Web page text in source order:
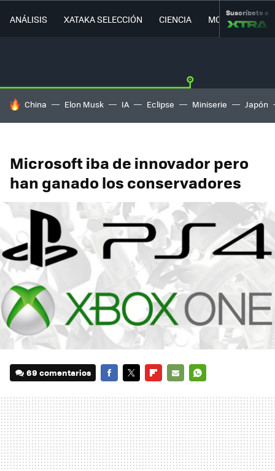
ANÁLISIS XATAKA SELECCIÓN CIENCIA MOVILIDAD
Suscríbete a
HOY SE HABLA DE
China Elon Musk IA Eclipse Miniserie Japón
Microsoft iba de innovador pero
han ganado los conservadores
69 comentarios
MAIL